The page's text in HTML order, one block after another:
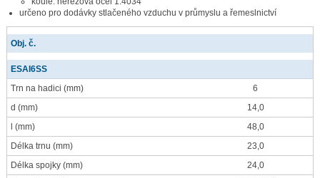
určeno pro dodávky stlačeného vzduchu v průmyslu a řemeslnictví
Obj. č.
ESAI6SS
Trn na hadici (mm)
6
d (mm)
14,0
(mm)
48,0
Délka trnu (mm)
23,0
Délka spojky (mm)
24,0